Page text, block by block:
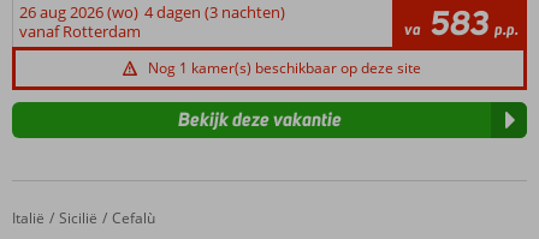
26 aug 2026 (wo) 4 dagen (3 nachten)
vanaf Rotterdam
va 583 p.p.
Nog 1 kamer(s) beschikbaar op deze site
Bekijk deze vakantie
Home
Italië Sicilië Cefalù
Costa Verde Hotel Club